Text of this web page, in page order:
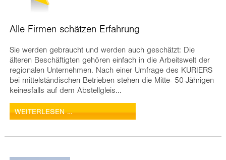
Alle Firmen schätzen Erfahrung
Sie werden gebraucht und werden auch geschätzt: Die
älteren Beschäftigten gehören einfach in die Arbeitswelt der
regionalen Unternehmen. Nach einer Umfrage des KURIERS
bei mittelständischen Betrieben stehen die Mitte- 50-Jährigen
keinesfalls auf dem Abstellgleis...
WEITERLESEN …